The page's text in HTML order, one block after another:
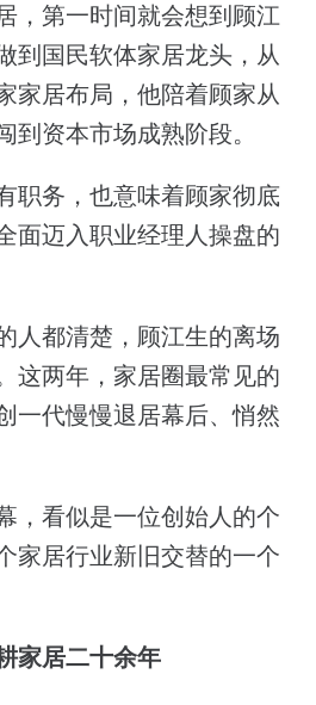
，第一时间就会想到顾江
到国民软体家居龙头，从
家居布局，他陪着顾家从
到资本市场成熟阶段。
职务，也意味着顾家彻底
面迈入职业经理人操盘的
人都清楚，顾江生的离场
这两年，家居圈最常见的
一代慢慢退居幕后、悄然
，看似是一位创始人的个
家居行业新旧交替的一个
家居二十余年